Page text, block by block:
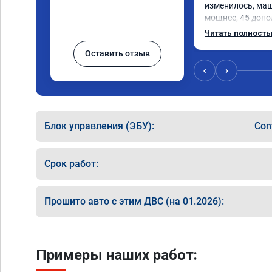
Оставить отзыв
изменилось,
мощнее, 45
существенно
15 город, уже
12.5. Коробка
Читать
‹ ›
Блок управления (ЭБУ):
Срок работ:
Прошито авто с этим ДВС (на 01.2026):
Примеры наших работ: